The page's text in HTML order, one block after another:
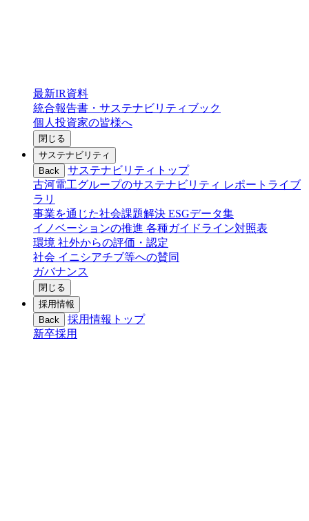
最新IR資料
統合報告書・サステナビリティブック
個人投資家の皆様へ
閉じる
サステナビリティ
Back
サステナビリティトップ
古河電工グループのサステナビリティ レポートライブ
ラリ
事業を通じた社会課題解決 ESGデータ集
イノベーションの推進 各種ガイドライン対照表
環境 社外からの評価・認定
社会 イニシアチブ等への賛同
ガバナンス
閉じる
採用情報
Back
採用情報トップ
新卒採用